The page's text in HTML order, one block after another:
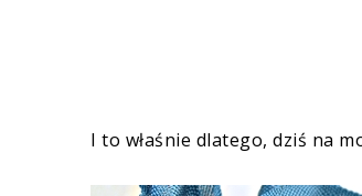
I to właśnie dlatego, dziś na